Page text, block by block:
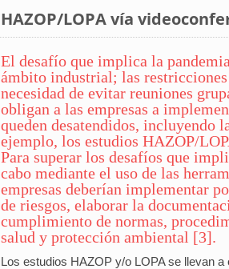
HAZOP/LOPA vía
El desafío que implica la
ámbito industrial; las
necesidad de evitar reuniones
obligan a las empresas a
queden desatendidos, incluyendo
ejemplo, los estudios HAZOP/
Para superar los desafíos que
cabo mediante el uso de las
empresas deberían implementar
de riesgos, elaborar la
cumplimiento de normas,
salud y protección ambiental [3].
Los estudios HAZOP y/o LOPA se llevan